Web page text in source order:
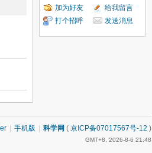
加为好友
给我留言
打个招呼
发送消息
手机版 科学网 ( 京ICP备07017567号-12 )
GMT+8, 2026-8-6 21:48